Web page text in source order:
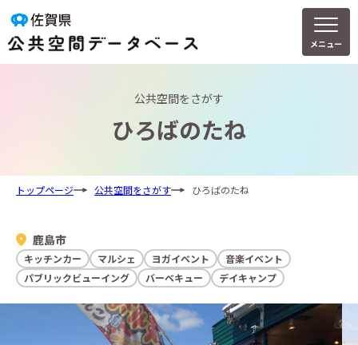
メニュー
公共空間をさがす
ひろばのたね
トップページ 公共空間をさがす ひろばのたね
鹿島市
キッチンカー マルシェ ヨガイベント
音楽イベント
パブリックビューイング
バーベキュー デイキャンプ